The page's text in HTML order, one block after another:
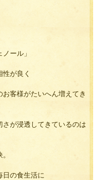
ール」
が良く
客様がたいへん増えてき
が浸透してきているのは
日の食生活に